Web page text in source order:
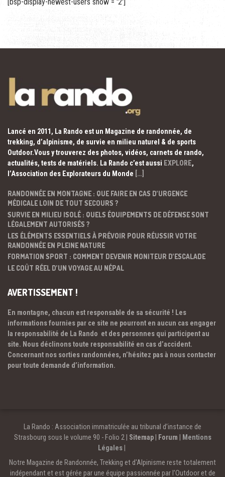
Lancé en 2011, La Rando est un Magazine de randonnée, de
trekking, d’alpinisme, de survie en milieu naturel & de sports
Outdoor.Vous y trouverez des photos, vidéos, carnets de rando,
actualités, tests de matériels. La Rando c’est aussi EXPLORE,
l’Association des Explorateurs du Monde […]
RANDONNÉE EN MONTAGNE : QUE FAIRE EN CAS D’URGENCE
MÉDICALE LOIN DE TOUT SECOURS ?
SURVIE EN MILIEU ISOLÉ : QUELS ÉQUIPEMENTS DE DÉFENSE SONT
LÉGALEMENT AUTORISÉS ?
LES ÉLÉMENTS ESSENTIELS À PRÉVOIR POUR RÉUSSIR VOTRE
RANDONNÉE EN PLEINE NATURE
FORMATION SPORT : COMMENT DEVENIR MONITEUR D’ESCALADE
LE COÛT RÉEL D’UN VOYAGE AU NÉPAL
AVERTISSEMENT !
En montagne, chacun est responsable de sa sécurité ! Les
informations fournies par ce site ne pourront en aucun cas engager
la responsabilité de La Rando et des personnes qui participent au
site. Nous déclinons toute responsabilité en cas d’accident.
Concernant nos sorties randonnées, n’hésitez pas à nous contacter
pour toute demande d’information.
La Rando : Association immatriculée au tribunal d’instance de
Strasbourg sous le volume 90 - Folio 2 | Sitemap| Forum
Mentions
Légales
Notre Magazine de Randonnée, Trekking et d'Alpinisme reste totalement
indépendant et est gérée par une équipe passionnée par l’Outdoor et de